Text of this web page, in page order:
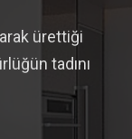
ürettiği
tadını